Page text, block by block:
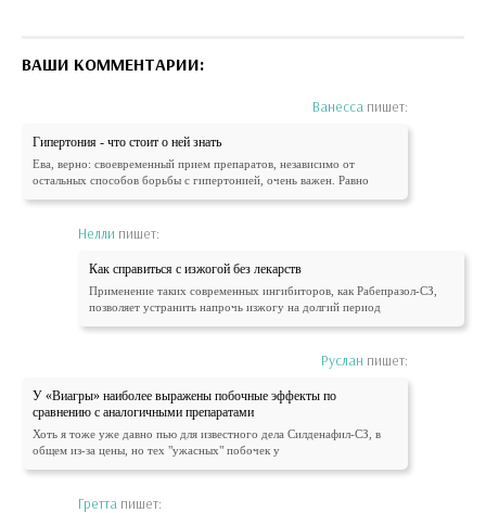
ВАШИ КОММЕНТАРИИ:
Ванесса пишет:
Гипертония - что стоит о ней знать
Ева, верно: своевременный прием препаратов, независимо от
остальных способов борьбы с гипертонией, очень важен. Равно
Нелли пишет:
Как справиться с изжогой без лекарств
Применение таких современных ингибиторов, как Рабепразол-СЗ,
позволяет устранить напрочь изжогу на долгий период
Руслан пишет:
У «Виагры» наиболее выражены побочные эффекты по
сравнению с аналогичными препаратами
Хоть я тоже уже давно пью для известного дела Силденафил-СЗ, в
общем из-за цены, но тех "ужасных" побочек у
Гретта пишет: